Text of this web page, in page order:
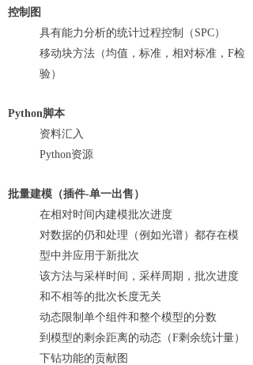
控制图
具有能力分析的统计过程控制（SPC）
移动块方法（均值，标准，相对标准，F检
验）
Python脚本
资料汇入
Python资源
批量建模（插件-单一出售）
在相对时间内建模批次进度
对数据的仍和处理（例如光谱）都存在模
型中并应用于新批次
该方法与采样时间，采样周期，批次进度
和不相等的批次长度无关
动态限制单个组件和整个模型的分数
到模型的剩余距离的动态（F剩余统计量）
下钻功能的贡献图